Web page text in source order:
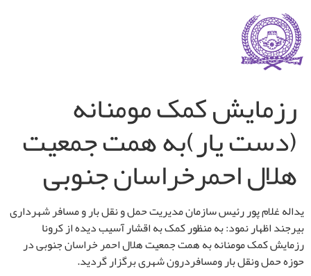
رزمایش کمک مومنانه
(دست یار)به همت جمعیت
هلال احمرخراسان جنوبی
یداله غلام پور رئیس سازمان مدیریت حمل و نقل بار و مسافر شهرداری
بیرجند اظهار نمود: به منظور کمک به اقشار آسیب دیده از کرونا
رزمایش کمک مومنانه به همت جمعیت هلال احمر خراسان جنوبی در
حوزه حمل ونقل بار ومسافردرون شهری برگزار گردید.